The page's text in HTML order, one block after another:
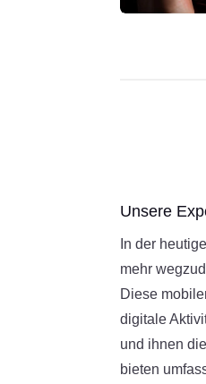
Unsere
In der
mehr
Diese
digitale
und ihnen
bieten